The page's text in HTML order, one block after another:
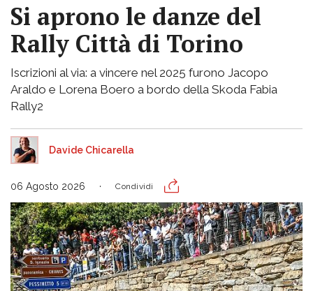
Si aprono le danze del
Rally Città di Torino
Iscrizioni al via: a vincere nel 2025 furono Jacopo
Araldo e Lorena Boero a bordo della Skoda Fabia
Rally2
Davide Chicarella
06 Agosto 2026 Condividi